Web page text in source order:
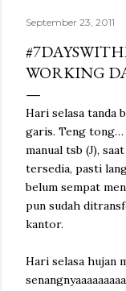
September 23, 2011
WORKING
Hari selasa tanda
garis. Teng tong…
manual tsb (J),
tersedia, pasti
belum sempat
pun sudah
kantor.
Hari selasa hujan